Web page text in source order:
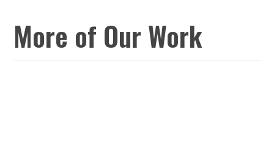
More of Our Work